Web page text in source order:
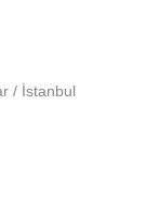
/ İstanbul